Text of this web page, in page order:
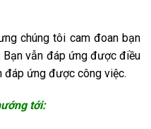
chúng tôi cam đoan bạn
vẫn đáp ứng được điều
đáp ứng được công việc.
tới: